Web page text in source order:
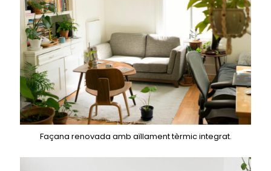
Façana renovada amb aïllament tèrmic integrat.